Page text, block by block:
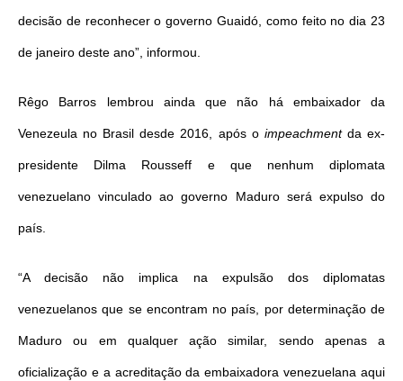
decisão de reconhecer o governo Guaidó, como feito no dia 23
de janeiro deste ano”, informou.
Rêgo Barros lembrou ainda que não há embaixador da
Venezeula no Brasil desde 2016, após o impeachmentda ex-
presidente Dilma Rousseff e que nenhum diplomata
venezuelano vinculado ao governo Maduro será expulso do
país.
“A decisão não implica na expulsão dos diplomatas
venezuelanos que se encontram no país, por determinação de
Maduro ou em qualquer ação similar, sendo apenas a
oficialização e a acreditação da embaixadora venezuelana aqui